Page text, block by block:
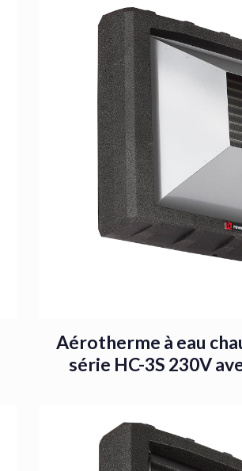
Aérotherme à eau
série HC-3S 230V